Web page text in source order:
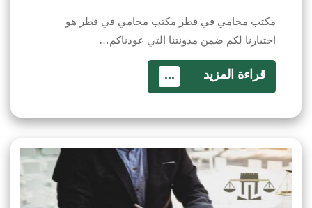
مكتب محامي في قطر مكتب محامي في قطر هو
اختيارنا لكم ضمن مدونتنا التي عودناكم…
قراءة المزيد ...